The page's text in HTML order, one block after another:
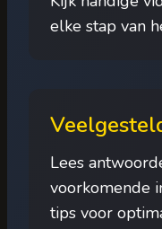
elke stap van
Lees
voorkomende
tips voor